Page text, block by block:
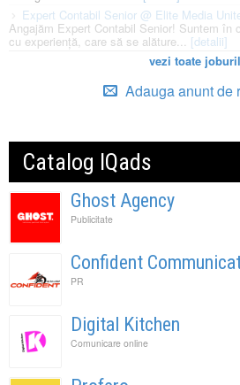
Expert Contabil Senior @ Elite Media
Angajăm Expert Contabil Senior! Suntem în
cu experiență, care să se alăture... [detalii]
vezi toate
Adauga anunt de
Catalog IQads
Ghost Agency
Publicitate
Confident
PR
Digital Kitchen
Comunicare online